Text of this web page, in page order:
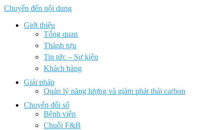
Chuyển đến nội dung
Giới thiệu
Tổng quan
Thành tựu
Tin tức – Sự kiện
Khách hàng
Giải pháp
Quản lý năng lượng và giảm phát thải carbon
Chuyển đổi số
Bệnh viện
Chuỗi F&B